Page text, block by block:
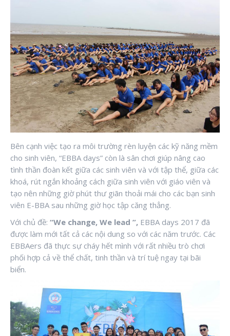
Bên cạnh việc tạo ra môi trường rèn luyện các kỹ năng mềm
cho sinh viên, “EBBA days” còn là sân chơi giúp nâng cao
tình thần đoàn kết giữa các sinh viên và với tập thể, giữa các
khoá, rút ngắn khoảng cách giữa sinh viên với giáo viên và
tạo nên những giờ phút thư giãn thoải mái cho các bạn sinh
viên E-BBA sau những giờ học tập căng thẳng.
Với chủ đề: “We change, We lead ”, EBBA days 2017 đã
được làm mới tất cả các nội dung so với các năm trước. Các
EBBAers đã thực sự cháy hết mình với rất nhiều trò chơi
phối hợp cả về thể chất, tinh thần và trí tuệ ngay tại bãi
biển.